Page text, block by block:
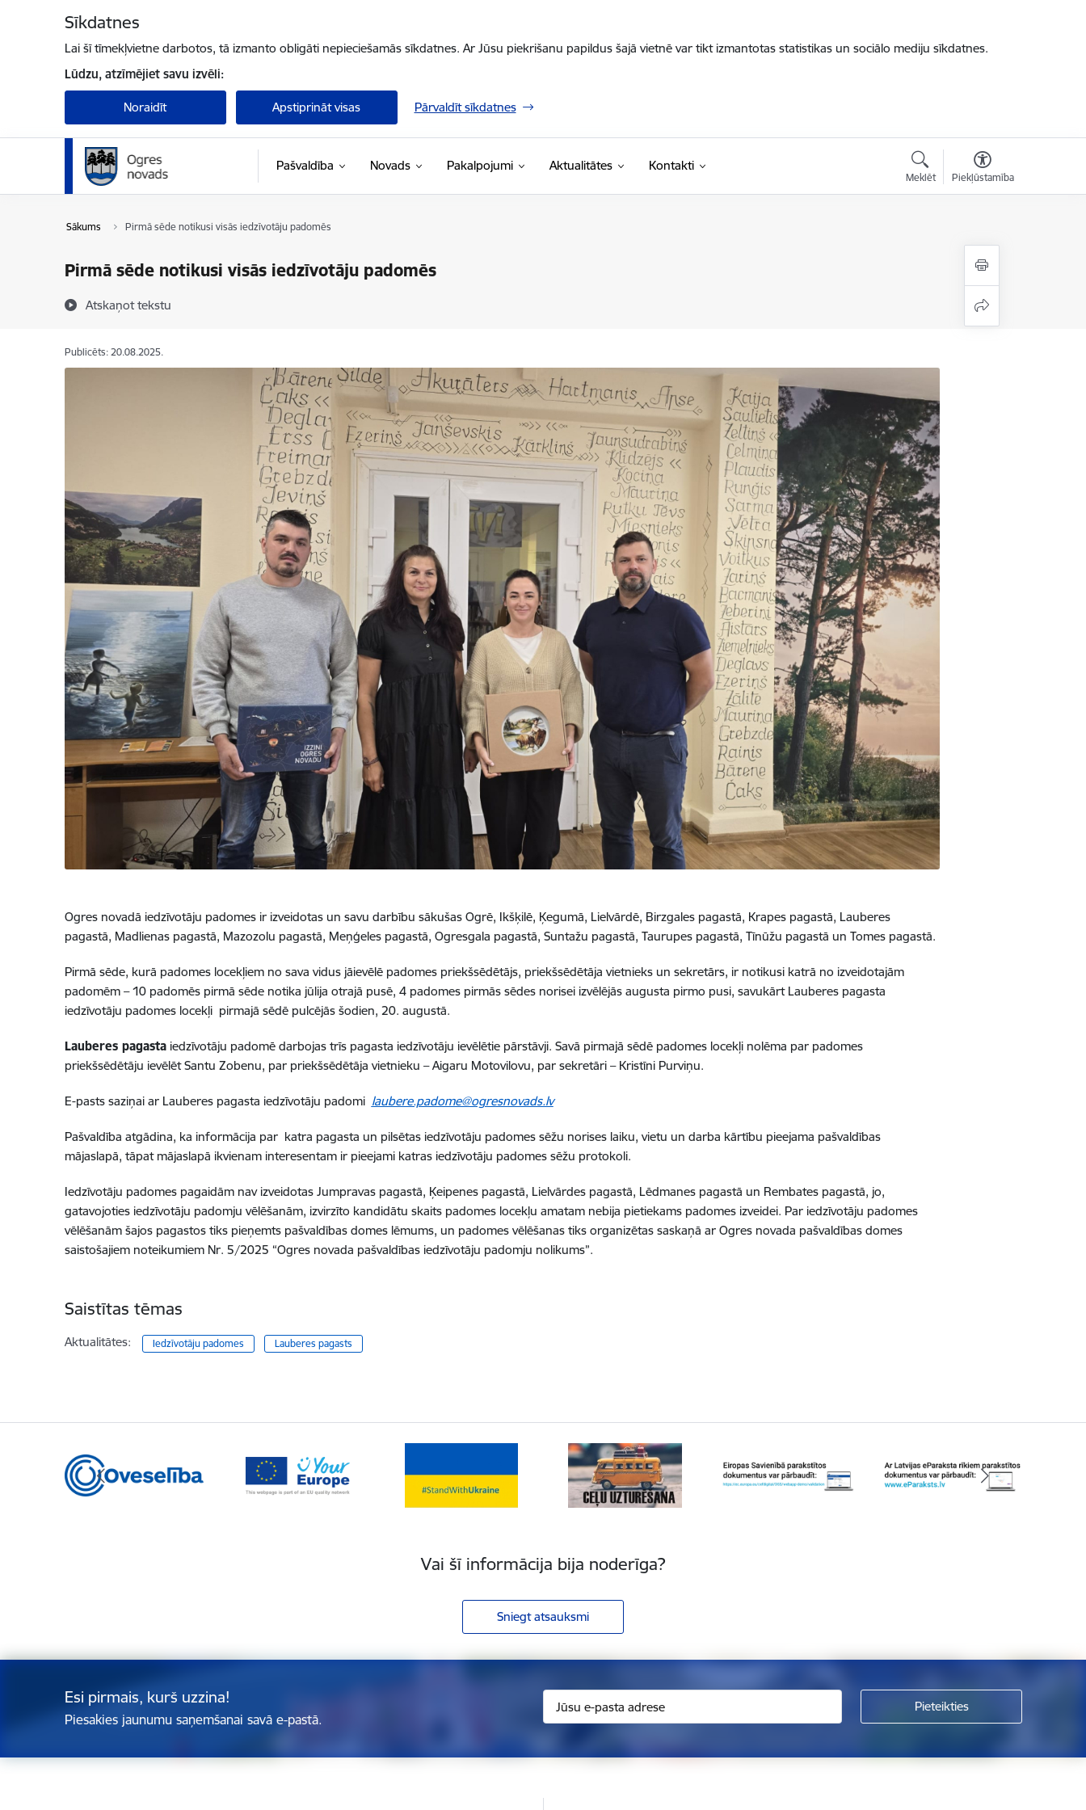
Sīkdatnes
Lai šī tīmekļvietne darbotos, tā izmanto obligāti nepieciešamās sīkdatnes. Ar Jūsu piekrišanu papildus šajā vietnē var tikt izmantotas statistikas un sociālo mediju sīkdatnes.
Lūdzu, atzīmējiet savu izvēli:
Noraidīt Apstiprināt visas Pārvaldīt sīkdatnes
Pašvaldība Novads Pakalpojumi Aktualitātes Kontakti
Meklēt Piekļūstamība
Sākums Pirmā sēde notikusi visās iedzīvotāju padomēs
Pirmā sēde notikusi visās iedzīvotāju padomēs
Atskaņot tekstu
Publicēts: 20.08.2025.
Ogres novadā iedzīvotāju padomes ir izveidotas un savu darbību sākušas Ogrē, Ikšķilē, Ķegumā, Lielvārdē, Birzgales pagastā, Krapes pagastā, Lauberes
pagastā, Madlienas pagastā, Mazozolu pagastā, Meņģeles pagastā, Ogresgala pagastā, Suntažu pagastā, Taurupes pagastā, Tīnūžu pagastā un Tomes pagastā.
Pirmā sēde, kurā padomes locekļiem no sava vidus jāievēlē padomes priekšsēdētājs, priekšsēdētāja vietnieks un sekretārs, ir notikusi katrā no izveidotajām
padomēm – 10 padomēs pirmā sēde notika jūlija otrajā pusē, 4 padomes pirmās sēdes norisei izvēlējās augusta pirmo pusi, savukārt Lauberes pagasta
iedzīvotāju padomes locekļi pirmajā sēdē pulcējās šodien, 20. augustā.
Lauberes pagastaiedzīvotāju padomē darbojas trīs pagasta iedzīvotāju ievēlētie pārstāvji. Savā pirmajā sēdē padomes locekļi nolēma par padomes
priekšsēdētāju ievēlēt Santu Zobenu, par priekšsēdētāja vietnieku – Aigaru Motovilovu, par sekretāri – Kristīni Purviņu.
E-pasts saziņai ar Lauberes pagasta iedzīvotāju padomi laubere.padome@ogresnovads.lv
Pašvaldība atgādina, ka informācija par katra pagasta un pilsētas iedzīvotāju padomes sēžu norises laiku, vietu un darba kārtību pieejama pašvaldības
mājaslapā, tāpat mājaslapā ikvienam interesentam ir pieejami katras iedzīvotāju padomes sēžu protokoli.
Iedzīvotāju padomes pagaidām nav izveidotas Jumpravas pagastā, Ķeipenes pagastā, Lielvārdes pagastā, Lēdmanes pagastā un Rembates pagastā, jo,
gatavojoties iedzīvotāju padomju vēlēšanām, izvirzīto kandidātu skaits padomes locekļu amatam nebija pietiekams padomes izveidei. Par iedzīvotāju padomes
vēlēšanām šajos pagastos tiks pieņemts pašvaldības domes lēmums, un padomes vēlēšanas tiks organizētas saskaņā ar Ogres novada pašvaldības domes
saistošajiem noteikumiem Nr. 5/2025 “Ogres novada pašvaldības iedzīvotāju padomju nolikums”.
Saistītas tēmas
Aktualitātes: Iedzīvotāju padomes Lauberes pagasts
Vai šī informācija bija noderīga?
Sniegt atsauksmi
Esi pirmais, kurš uzzina!
Piesakies jaunumu saņemšanai savā e-pastā.